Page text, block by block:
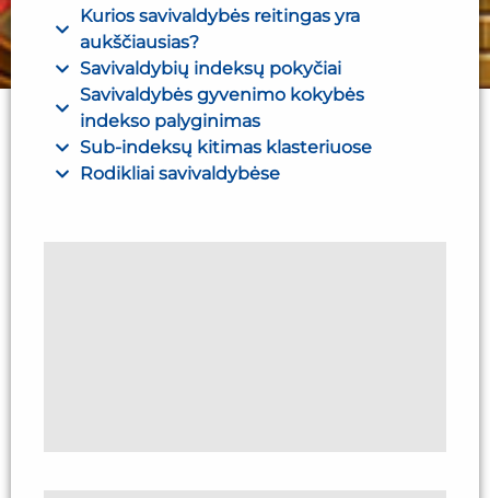
Kurios savivaldybės reitingas yra
aukščiausias?
Savivaldybių indeksų pokyčiai
Savivaldybės gyvenimo kokybės
indekso palyginimas
Sub-indeksų kitimas klasteriuose
Rodikliai savivaldybėse